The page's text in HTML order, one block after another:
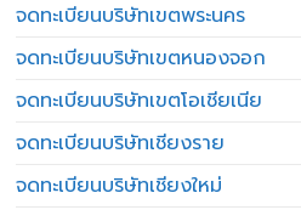
จดทะเบียนบริษัทเขตพระนคร
จดทะเบียนบริษัทเขตหนองจอก
จดทะเบียนบริษัทเขตโอเชียเนีย
จดทะเบียนบริษัทเชียงราย
จดทะเบียนบริษัทเชียงใหม่